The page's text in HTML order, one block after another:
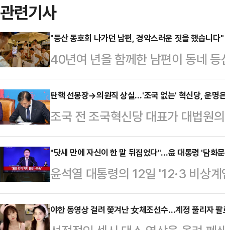
관련기사
"등산 동호회 나가던 남편, 경악스러운 짓을 했습니다"
40년여 년을 함께한 남편이 동네
고 잠적해 집에서 쫓겨날 처지가 됐
YTN 라디오 '조인섭 변호사의 상
A씨의 사연을 다뤘다.A씨는 "40년
한 성인으로 키워냈고, 남편은 은행
집에서 쉬었다"고 설명했다.이어 "
회에 가입했고 그곳에서 어떤 여자
변하기 시작…
탄핵 선봉장→의원직 상실…'조국 없는' 혁신당, 운명
조국 전 조국혁신당 대표가 대법원
의 몸이 됐다. 윤석열 대통령 탄핵
저 일단락 된 것이다. 이에 따라 혁
던 조국 전 대표의 부재로 인해 정
일 정치권에 따르면 조 전 대표는
회를 갖고 "조국은 여러분 곁을 떠
"닷새 만에 자신이 한 말 뒤집었다"…윤 대통령 '담화
윤석열 대통령의 12일 '12·3 비상
마디로 비상계엄 선포에 대한 변명
통령은 비상계엄은 선거관리위원
야한 동영상 걸려 쫓겨난 女체조선수…계정 풀리자